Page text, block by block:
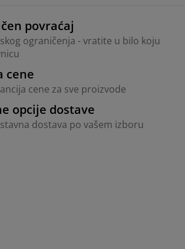
povraćaj
ograničenja - vratite u bilo koju
cene
cene za sve proizvode
opcije dostave
dostava po vašem izboru